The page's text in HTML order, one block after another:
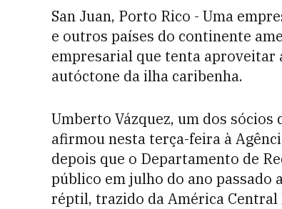
San Juan, Porto Rico - Uma
e outros países do continente
empresarial que tenta
autóctone da ilha caribenha.
Umberto Vázquez, um dos
afirmou nesta terça-feira à
depois que o Departamento de
público em julho do ano passado
réptil, trazido da América Central